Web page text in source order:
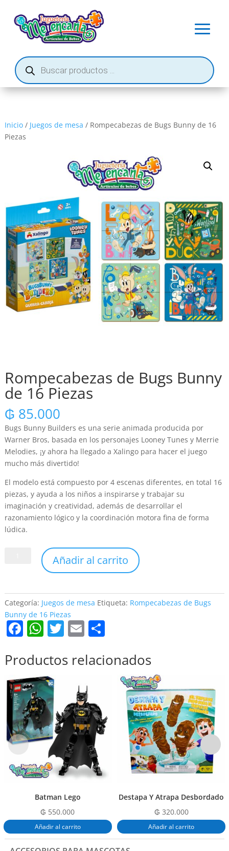
Búsqueda
de
productos
Inicio/ Juegos de mesa / Rompecabezas de Bugs Bunny de 16
Piezas
Rompecabezas de Bugs Bunny
de 16 Piezas
₲ 85.000
Bugs Bunny Builders es una serie animada producida por
Warner Bros, basada en los personajes Looney Tunes y Merrie
Melodies, ¡y ahora ha llegado a Xalingo para hacer el juego
mucho más divertido!
El modelo está compuesto por 4 escenas diferentes, en total 16
piezas, y ayuda a los niños a inspirarse y trabajar su
imaginación y creatividad, además de desarrollar el
razonamiento lógico y la coordinación motora fina de forma
lúdica.
Rompecabezas
de
16
Piezas
cantidad
Añadir al carrito
Categoría: Juegos de mesa Etiqueta: Rompecabezas de Bugs
Bunny de 16 Piezas
F
c
e
b
o
o
k
W
at
s
A
p
p
T
itt
E
ai
C
m
tir
Productos relacionados
Batman Lego
₲ 550.000
Añadir al carrito
Destapa Y Atrapa Desbordado
₲ 320.000
Añadir al carrito